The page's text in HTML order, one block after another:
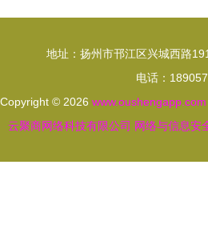
地址：扬州市邗江区兴城西路
电话：
Copyright © 2026 www.oushengapp.com
云聚商网络科技有限公司 网络与信息安